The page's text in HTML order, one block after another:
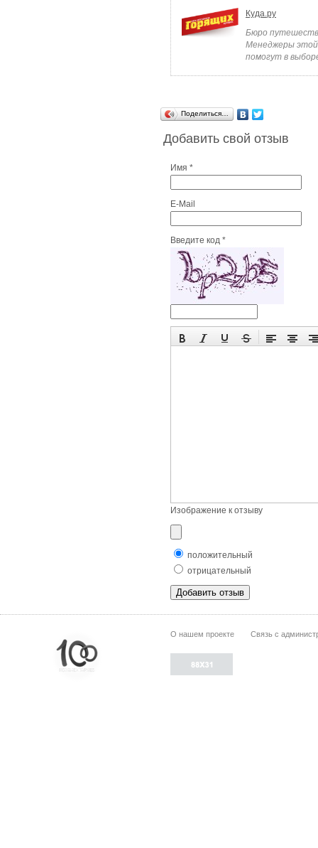
Куда.ру
Бюро
Менеджеры
помогут в
Поделиться…
Добавить свой отзыв
Имя *
E-Mail
Введите код *
Изображение к отзыву
положительный
отрицательный
О нашем проекте Связь с